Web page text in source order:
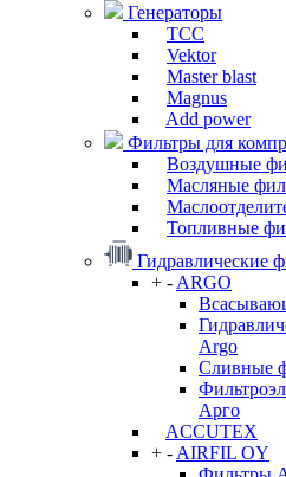
Генераторы
ТСС
Vektor
Master blast
Magnus
Add power
Фильтры для
Воздушные
Масляные
Топливные
Гидравлические
+ - ARGO
Argo
Сливные
Арго
ACCUTEX
+ - AIRFIL OY